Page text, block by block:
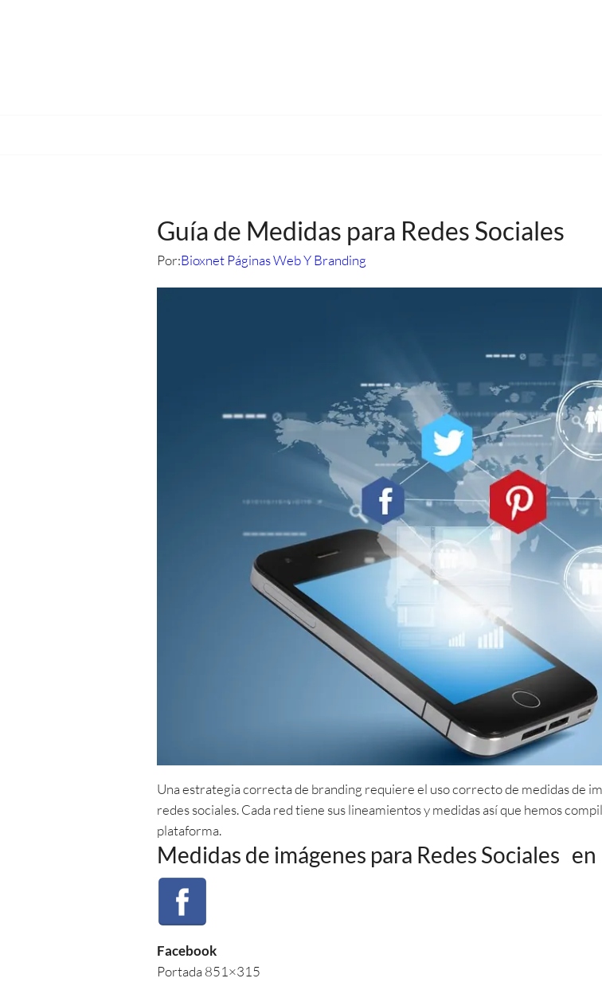
Guía de Medidas para Redes Sociales
Por:Bioxnet Páginas Web Y Branding
Una estrategia correcta de branding requiere el uso correcto de medidas de
redes sociales. Cada red tiene sus lineamientos y medidas así que hemos
plataforma.
Medidas de imágenes para Redes Sociales en
Facebook
Portada 851×315